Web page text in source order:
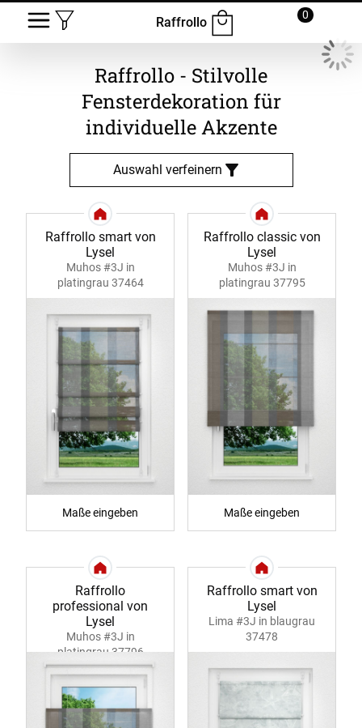
Raffrollo
0
Raffrollo - Stilvolle
Fensterdekoration für
individuelle Akzente
Auswahl verfeinern
Raffrollo smart von
Lysel
Muhos #3J in
platingrau 37464
Maße eingeben
Raffrollo classic von
Lysel
Muhos #3J in
platingrau 37795
Maße eingeben
Raffrollo
professional von
Lysel
Muhos #3J in
platingrau 37796
Raffrollo smart von
Lysel
Lima #3J in blaugrau
37478